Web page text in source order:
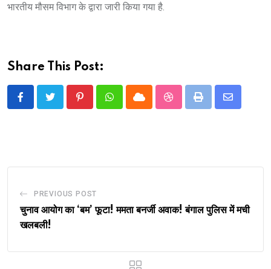
भारतीय मौसम विभाग के द्वारा जारी किया गया है.
Share This Post:
PinterestWhatsappCloud StumbleUpon
Print
Share
PREVIOUS POST
चुनाव आयोग का ‘बम’ फूटा! ममता बनर्जी अवाक! बंगाल पुलिस में मची
खलबली!